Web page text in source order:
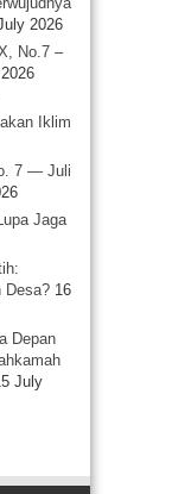
2026
No.7 –
Iklim
7 — Juli
Jaga
Desa? 16
Depan
July